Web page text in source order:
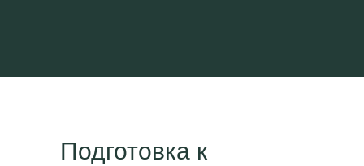
Подготовка к